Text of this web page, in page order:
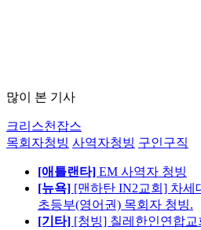
많이 본 기사
크리스천잡스
목회자청빙 사역자청빙 구인구직
[애틀랜타] EM 사역자 청빙
[뉴욕] [맨하탄 IN2교회] 차세
초등부(영어권) 목회자 청빙.
[기타] [청빙] 칠레한인연합